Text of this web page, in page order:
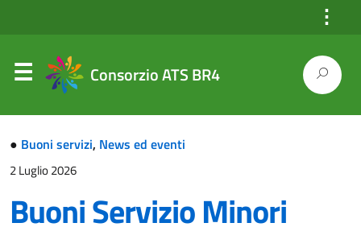
⋮
Consorzio ATS BR4
● Buoni servizi, News ed eventi
2 Luglio 2026
Buoni Servizio Minori